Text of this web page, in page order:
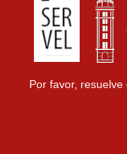
Por favor,